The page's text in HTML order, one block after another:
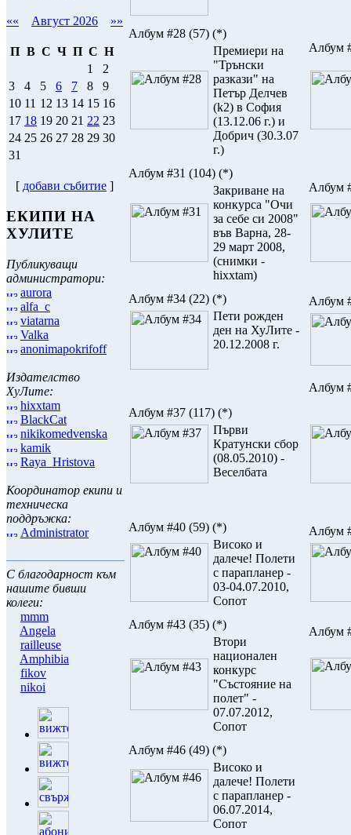
«« Август 2026 »»
П В С Ч П С Н
1
2
3
4 5 6 7 8
9
10 11 12 13 14 15 16
17 18 19 20 21 22 23
24 25 26 27 28 29 30
31
[ добави събитие ]
ЕКИПИ НА
ХУЛИТЕ
Публикуващи
администратори:
aurora
alfa_c
viatarna
Valka
anonimapokrifoff
Издателство
ХуЛите:
hixxtam
BlackCat
nikikomedvenska
kamik
Raya_Hristova
Координатор екипи и
техническа
поддръжка:
Administrator
С благодарност към
нашите бивши
колеги:
mmm
Angela
railleuse
Amphibia
fikov
nikoi
Албум #28 (57) (*)
Премиери на
"Трънски
разкази" на
Петър Делчев
(k2) в София
(13.12.06 г.) и
Добрич (30.3.07
г.)
Албум
Албум #31 (104) (*)
Закриване на
конкурса "Очи
за себе си 2008"
във Варна, 28-
29 март 2008,
(снимки -
hixxtam)
Албум
Албум #34 (22) (*)
Пети рожден
ден на ХуЛите -
20.12.2008 г.
Албум
Албум #37 (117) (*)
Първи
Кратунски сбор
(08.05.2010) -
Веселбата
Албум
Албум #40 (59) (*)
Високо и
далече! Полети
с парапланер -
03-04.07.2010,
Сопот
Албум
Албум #43 (35) (*)
Втори
национален
конкурс
"Състояние на
полет" -
07.07.2012,
Сопот
Албум
Албум #46 (49) (*)
Високо и
далече! Полети
с парапланер -
06.07.2014,
Сопот